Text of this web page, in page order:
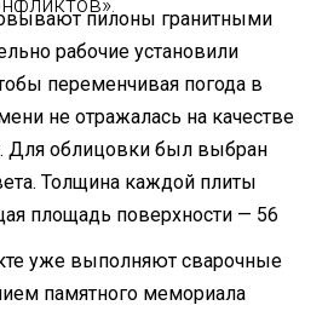
пилоны гранитными
рабочие установили
переменчивая погода в
не отражалась на качестве
Для облицовки был выбран
Толщина каждой плиты
площадь поверхности — 56
уже выполняют сварочные
памятного мемориала